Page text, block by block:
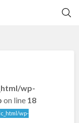
ーベキュー
ンニングコース
紅葉の美しい公園
青森
1000公園
所
wp-
on line 18
wp-